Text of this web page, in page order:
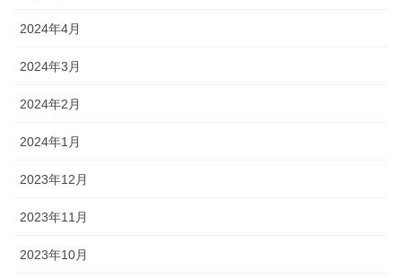
2024年4月
2024年3月
2024年2月
2024年1月
2023年12月
2023年11月
2023年10月